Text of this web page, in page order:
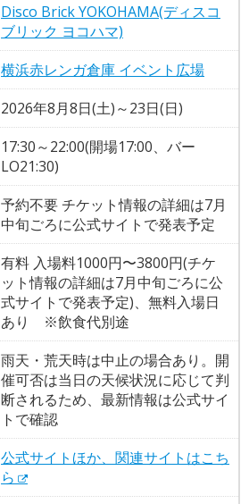
Disco Brick YOKOHAMA(ディスコ
ブリック ヨコハマ)
横浜赤レンガ倉庫 イベント広場
2026年8月8日(土)～23日(日)
17:30～22:00(開場17:00、バー
LO21:30)
予約不要 チケット情報の詳細は7月
中旬ごろに公式サイトで発表予定
有料 入場料1000円〜3800円(チケ
ット情報の詳細は7月中旬ごろに公
式サイトで発表予定)、無料入場日
あり ※飲食代別途
雨天・荒天時は中止の場合あり。開
催可否は当日の天候状況に応じて判
断されるため、最新情報は公式サイ
トで確認
公式サイトほか、関連サイトはこち
ら